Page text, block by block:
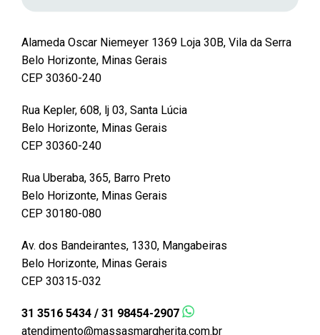
Alameda Oscar Niemeyer 1369 Loja 30B, Vila da Serra
Belo Horizonte, Minas Gerais
CEP 30360-240
Rua Kepler, 608, lj 03, Santa Lúcia
Belo Horizonte, Minas Gerais
CEP 30360-240
Rua Uberaba, 365, Barro Preto
Belo Horizonte, Minas Gerais
CEP 30180-080
Av. dos Bandeirantes, 1330, Mangabeiras
Belo Horizonte, Minas Gerais
CEP 30315-032
31 3516 5434 / 31 98454-2907
atendimento@massasmargherita.com.br